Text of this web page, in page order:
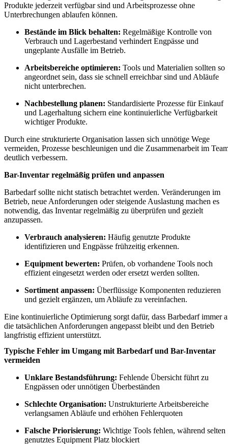
Produkte jederzeit verfügbar sind und Arbeitsprozesse ohne
Unterbrechungen ablaufen können.
Bestände im Blick behalten: Regelmäßige Kontrolle von
Verbrauch und Lagerbestand verhindert Engpässe und
ungeplante Ausfälle im Betrieb.
Arbeitsbereiche optimieren: Tools und Materialien sollten so
angeordnet sein, dass sie schnell erreichbar sind und Abläufe
nicht unterbrechen.
Nachbestellung planen: Standardisierte Prozesse für Einkauf
und Lagerhaltung sichern eine kontinuierliche Verfügbarkeit
wichtiger Produkte.
Durch eine strukturierte Organisation lassen sich unnötige Wege
vermeiden, Prozesse beschleunigen und die Zusammenarbeit im
deutlich verbessern.
Bar-Inventar regelmäßig prüfen und anpassen
Barbedarf sollte nicht statisch betrachtet werden. Veränderungen im
Betrieb, neue Anforderungen oder steigende Auslastung machen es
notwendig, das Inventar regelmäßig zu überprüfen und gezielt
anzupassen.
Verbrauch analysieren: Häufig genutzte Produkte
identifizieren und Engpässe frühzeitig erkennen.
Equipment bewerten: Prüfen, ob vorhandene Tools noch
effizient eingesetzt werden oder ersetzt werden sollten.
Sortiment anpassen: Überflüssige Komponenten reduzieren
und gezielt ergänzen, um Abläufe zu vereinfachen.
Eine kontinuierliche Optimierung sorgt dafür, dass Barbedarf immer
die tatsächlichen Anforderungen angepasst bleibt und den Betrieb
langfristig effizient unterstützt.
Typische Fehler im Umgang mit Barbedarf und Bar-Inventar
vermeiden
Unklare Bestandsführung: Fehlende Übersicht führt zu
Engpässen oder unnötigen Überbeständen
Schlechte Organisation: Unstrukturierte Arbeitsbereiche
verlangsamen Abläufe und erhöhen Fehlerquoten
Falsche Priorisierung: Wichtige Tools fehlen, während selten
genutztes Equipment Platz blockiert